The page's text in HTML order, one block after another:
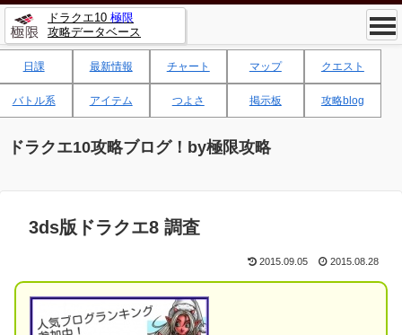
ドラクエ10 極限
攻略データベース
日課 最新情報 チャート マップ クエスト
バトル系 アイテム つよさ 掲示板 攻略blog
ドラクエ10攻略ブログ！by極限攻略
3ds版ドラクエ8 調査
2015.09.05 2015.08.28